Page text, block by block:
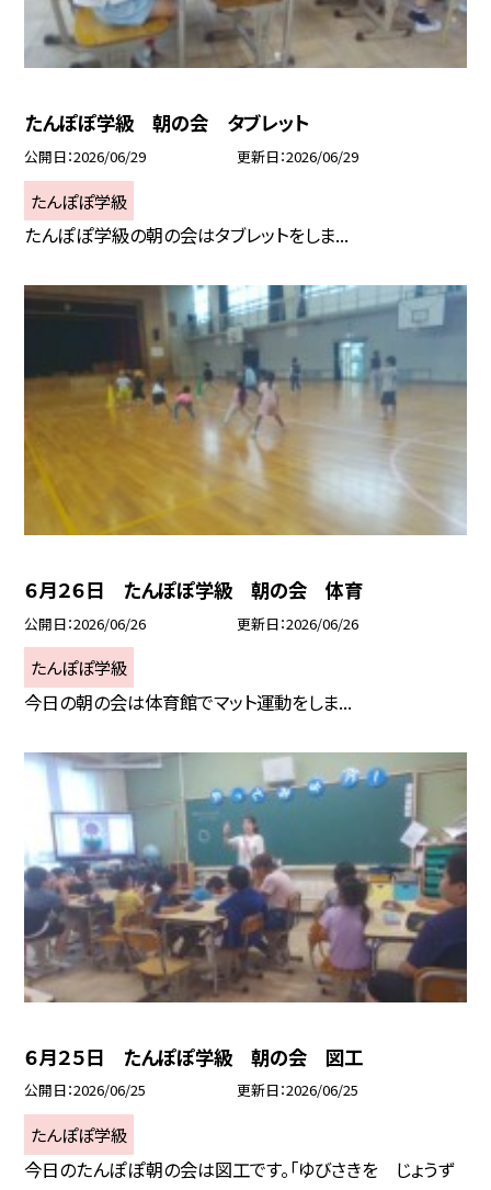
たんぽぽ学級 朝の会 タブレット
公開日 2026/06/29 更新日 2026/06/29
たんぽぽ学級
たんぽぽ学級の朝の会はタブレットをしま...
６月２６日 たんぽぽ学級 朝の会 体育
公開日 2026/06/26 更新日 2026/06/26
たんぽぽ学級
今日の朝の会は体育館でマット運動をしま...
６月２５日 たんぽぽ学級 朝の会 図工
公開日 2026/06/25 更新日 2026/06/25
たんぽぽ学級
今日のたんぽぽ朝の会は図工です。「ゆびさきを じょうず